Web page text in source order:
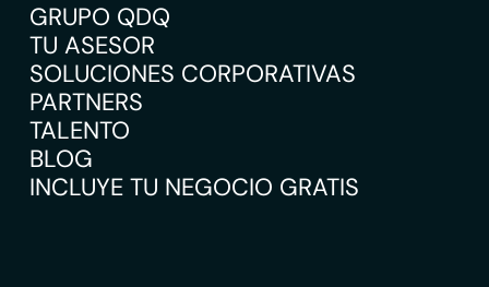
GRUPO QDQ
TU ASESOR
SOLUCIONES CORPORATIVAS
PARTNERS
TALENTO
BLOG
INCLUYE TU NEGOCIO GRATIS